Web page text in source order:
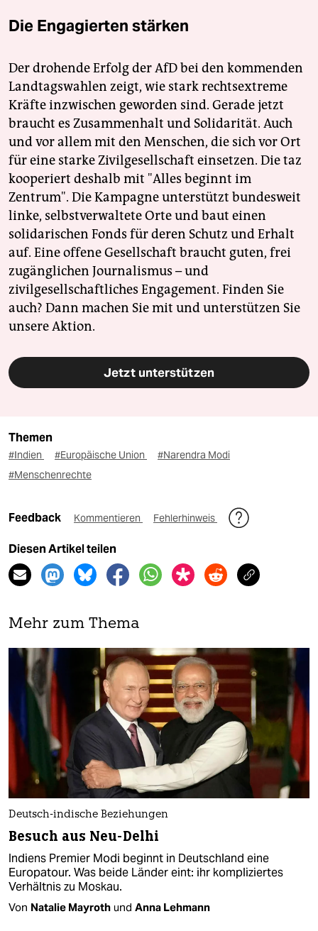
Die Engagierten stärken
Der drohende Erfolg der AfD bei den kommenden
Landtagswahlen zeigt, wie stark rechtsextreme
Kräfte inzwischen geworden sind. Gerade jetzt
braucht es Zusammenhalt und Solidarität. Auch
und vor allem mit den Menschen, die sich vor Ort
für eine starke Zivilgesellschaft einsetzen. Die taz
kooperiert deshalb mit "Alles beginnt im
Zentrum". Die Kampagne unterstützt bundesweit
linke, selbstverwaltete Orte und baut einen
solidarischen Fonds für deren Schutz und Erhalt
auf. Eine offene Gesellschaft braucht guten, frei
zugänglichen Journalismus – und
zivilgesellschaftliches Engagement. Finden Sie
auch? Dann machen Sie mit und unterstützen Sie
unsere Aktion.
Jetzt unterstützen
Themen
#Indien #Europäische Union
#Narendra Modi
#Menschenrechte
Feedback Kommentieren Fehlerhinweis
Diesen Artikel teilen
Mehr zum Thema
Deutsch-indische Beziehungen
Besuch aus Neu-Delhi
Indiens Premier Modi beginnt in Deutschland eine
Europatour. Was beide Länder eint: ihr kompliziertes
Verhältnis zu Moskau.
Von Natalie Mayroth und Anna Lehmann